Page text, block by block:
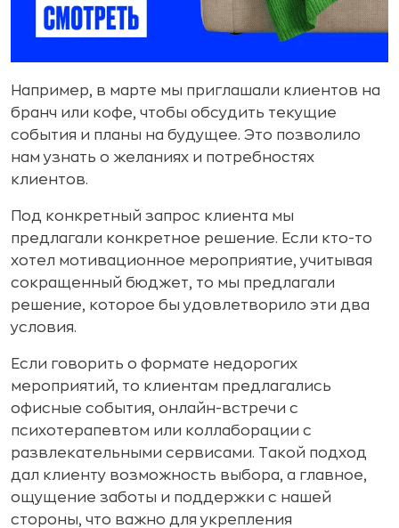
Например, в марте мы приглашали клиентов на
бранч или кофе, чтобы обсудить текущие
события и планы на будущее. Это позволило
нам узнать о желаниях и потребностях
клиентов.
Под конкретный запрос клиента мы
предлагали конкретное решение. Если кто-то
хотел мотивационное мероприятие, учитывая
сокращенный бюджет, то мы предлагали
решение, которое бы удовлетворило эти два
условия.
Если говорить о формате недорогих
мероприятий, то клиентам предлагались
офисные события, онлайн-встречи с
психотерапевтом или коллаборации с
развлекательными сервисами. Такой подход
дал клиенту возможность выбора, а главное,
ощущение заботы и поддержки с нашей
стороны, что важно для укрепления